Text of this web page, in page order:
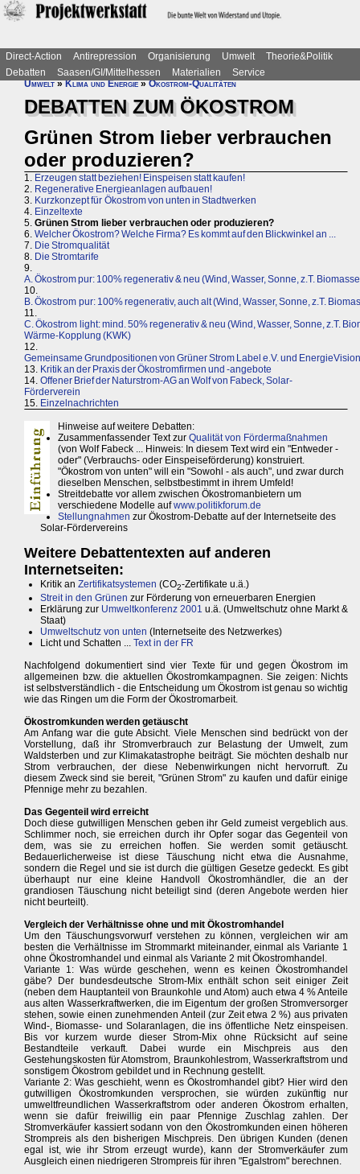
Direct-Action Antirepression Organisierung Umwelt
Theorie&Politik
Debatten
Saasen/GI/Mittelhessen Materialien
Service
Umwelt»Klima und Energie»Ökostrom-Qualitäten
DEBATTEN ZUM ÖKOSTROM
Grünen Strom lieber verbrauchen
oder produzieren?
1. Erzeugen statt beziehen! Einspeisen statt kaufen!
2. Regenerative Energieanlagen aufbauen!
3. Kurzkonzept für Ökostrom von unten in Stadtwerken
4. Einzeltexte
5. Grünen Strom lieber verbrauchen oder produzieren?
6. Welcher Ökostrom? Welche Firma? Es kommt auf den Blickwinkel an ...
7. Die Stromqualität
8. Die Stromtarife
9.
A. Ökostrom pur: 100% regenerativ & neu (Wind, Wasser, Sonne, z.T.
10.
B. Ökostrom pur: 100% regenerativ, auch alt (Wind, Wasser, Sonne, z.T.
11.
C. Ökostrom light: mind. 50% regenerativ & neu (Wind, Wasser, Sonne, z.T.
Wärme-Kopplung (KWK)
12.
Gemeinsame Grundpositionen von Grüner Strom Label e.V. und
13. Kritik an der Praxis der Ökostromfirmen und -angebote
14. Offener Brief der Naturstrom-AG an Wolf von Fabeck, Solar-
Förderverein
15. Einzelnachrichten
Hinweise auf weitere Debatten:
Zusammenfassender Text zur Qualität von Fördermaßnahmen
(von Wolf Fabeck ... Hinweis: In diesem Text wird ein "Entweder -
oder" (Verbrauchs- oder Einspeiseförderung) konstruiert.
"Ökostrom von unten" will ein "Sowohl - als auch", und zwar durch
dieselben Menschen, selbstbestimmt in ihrem Umfeld!
Streitdebatte vor allem zwischen Ökostromanbietern um
verschiedene Modelle aufwww.politikforum.de
Stellungnahmen zur Ökostrom-Debatte auf der Internetseite des
Solar-Fördervereins
Weitere Debattentexten auf anderen
Internetseiten:
Kritik an Zertifikatsystemen (CO2-Zertifikate u.ä.)
Streit in den Grünen zur Förderung von erneuerbaren Energien
Erklärung zur Umweltkonferenz 2001 u.ä. (Umweltschutz ohne Markt &
Staat)
Umweltschutz von unten (Internetseite des Netzwerkes)
Licht und Schatten ... Text in der FR
Nachfolgend dokumentiert sind vier Texte für und gegen Ökostrom im
allgemeinen bzw. die aktuellen Ökostromkampagnen. Sie zeigen: Nichts
ist selbstverständlich - die Entscheidung um Ökostrom ist genau so wichtig
wie das Ringen um die Form der Ökostromarbeit.
Ökostromkunden werden getäuscht
Am Anfang war die gute Absicht. Viele Menschen sind bedrückt von der
Vorstellung, daß ihr Stromverbrauch zur Belastung der Umwelt, zum
Waldsterben und zur Klimakatastrophe beiträgt. Sie möchten deshalb nur
Strom verbrauchen, der diese Nebenwirkungen nicht hervorruft. Zu
diesem Zweck sind sie bereit, "Grünen Strom" zu kaufen und dafür einige
Pfennige mehr zu bezahlen.
Das Gegenteil wird erreicht
Doch diese gutwilligen Menschen geben ihr Geld zumeist vergeblich aus.
Schlimmer noch, sie erreichen durch ihr Opfer sogar das Gegenteil von
dem, was sie zu erreichen hoffen. Sie werden somit getäuscht.
Bedauerlicherweise ist diese Täuschung nicht etwa die Ausnahme,
sondern die Regel und sie ist durch die gültigen Gesetze gedeckt. Es gibt
überhaupt nur eine kleine Handvoll Ökostromhändler, die an der
grandiosen Täuschung nicht beteiligt sind (deren Angebote werden hier
nicht beurteilt).
Vergleich der Verhältnisse ohne und mit Ökostromhandel
Um den Täuschungsvorwurf verstehen zu können, vergleichen wir am
besten die Verhältnisse im Strommarkt miteinander, einmal als Variante 1
ohne Ökostromhandel und einmal als Variante 2 mit Ökostromhandel.
Variante 1: Was würde geschehen, wenn es keinen Ökostromhandel
gäbe? Der bundesdeutsche Strom-Mix enthält schon seit einiger Zeit
(neben dem Hauptanteil von Braunkohle und Atom) auch etwa 4 % Anteile
aus alten Wasserkraftwerken, die im Eigentum der großen Stromversorger
stehen, sowie einen zunehmenden Anteil (zur Zeit etwa 2 %) aus privaten
Wind-, Biomasse- und Solaranlagen, die ins öffentliche Netz einspeisen.
Bis vor kurzem wurde dieser Strom-Mix ohne Rücksicht auf seine
Bestandteile verkauft. Dabei wurde ein Mischpreis aus den
Gestehungskosten für Atomstrom, Braunkohlestrom, Wasserkraftstrom und
sonstigem Ökostrom gebildet und in Rechnung gestellt.
Variante 2: Was geschieht, wenn es Ökostromhandel gibt? Hier wird den
gutwilligen Ökostromkunden versprochen, sie würden zukünftig nur
umweltfreundlichen Wasserkraftstrom oder anderen Ökostrom erhalten,
wenn sie dafür freiwillig ein paar Pfennige Zuschlag zahlen. Der
Stromverkäufer kassiert sodann von den Ökostromkunden einen höheren
Strompreis als den bisherigen Mischpreis. Den übrigen Kunden (denen
egal ist, wie ihr Strom erzeugt wurde), kann der Stromverkäufer zum
Ausgleich einen niedrigeren Strompreis für ihren "Egalstrom" berechnen.